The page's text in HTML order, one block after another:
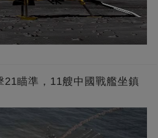
21瞄準，11艘中國戰艦坐鎮